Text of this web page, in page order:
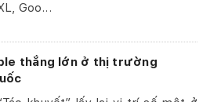
Goo...
thắng lớn ở thị trường